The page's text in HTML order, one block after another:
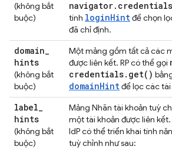
(không bắt
buộc)
navigator. credentials
tính loginHintđể chọn
đã chỉ định.
domain_
hints
(không bắt
buộc)
Một mảng gồm tất cả các
được liên kết. RP có thể gọi
credentials. get( )
domainHintđể lọc các tài
label_
hints
(không bắt
buộc)
Mảng Nhãn tài khoản tuỳ
một tài khoản được liên kết.
IdP có thể triển khai tính
tuỳ chỉnh như sau: